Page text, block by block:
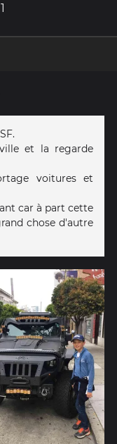
1
et la regarde
voitures et
car à part cette
chose d'autre